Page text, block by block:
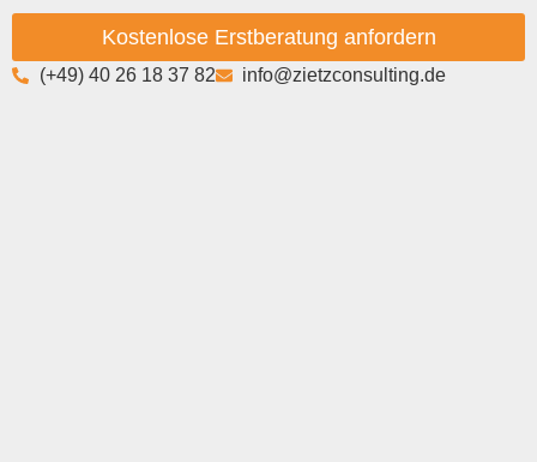
Kostenlose Erstberatung anfordern
(+49) 40 26 18 37 82 info@zietzconsulting.de